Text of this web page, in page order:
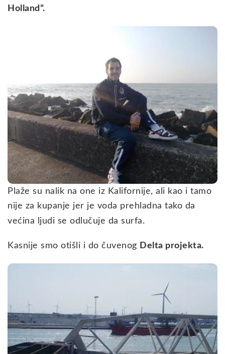
Holland”.
Plaže su nalik na one iz Kalifornije, ali kao i tamo
nije za kupanje jer je voda prehladna tako da
većina ljudi se odlučuje da surfa.
Kasnije smo otišli i do čuvenog Delta projekta.